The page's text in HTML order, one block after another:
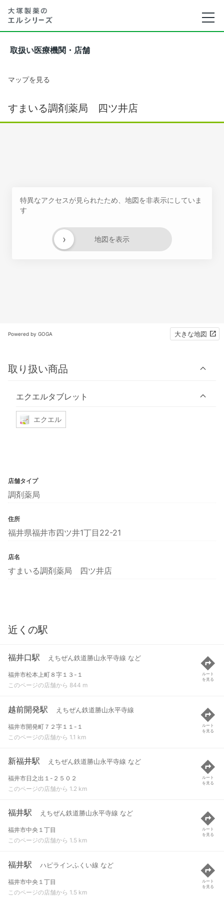
取扱い医療機関・店舗
マップを見る
すまいる調剤薬局 四ツ井店
特異なアクセスが見られたため、地図を非表示にしていま
す
地図を表示
›
Powered by GOGA 大きな地図
取り扱い商品
エクエルタブレット
エクエル
店舗タイプ
調剤薬局
住所
福井県福井市四ツ井1丁目22-21
店名
すまいる調剤薬局 四ツ井店
近くの駅
福井口駅 えちぜん鉄道勝山永平寺線 など
福井市松本上町８字１３-１
このページの店舗から 844 m
ルート
を見る
越前開発駅 えちぜん鉄道勝山永平寺線
福井市開発町７２字１１-１
このページの店舗から 1.1 km
ルート
を見る
新福井駅 えちぜん鉄道勝山永平寺線 など
福井市日之出１-２５０２
このページの店舗から 1.2 km
ルート
を見る
福井駅 えちぜん鉄道勝山永平寺線 など
福井市中央１丁目
このページの店舗から 1.5 km
ルート
を見る
福井駅 ハピラインふくい線 など
福井市中央１丁目
このページの店舗から 1.5 km
ルート
を見る